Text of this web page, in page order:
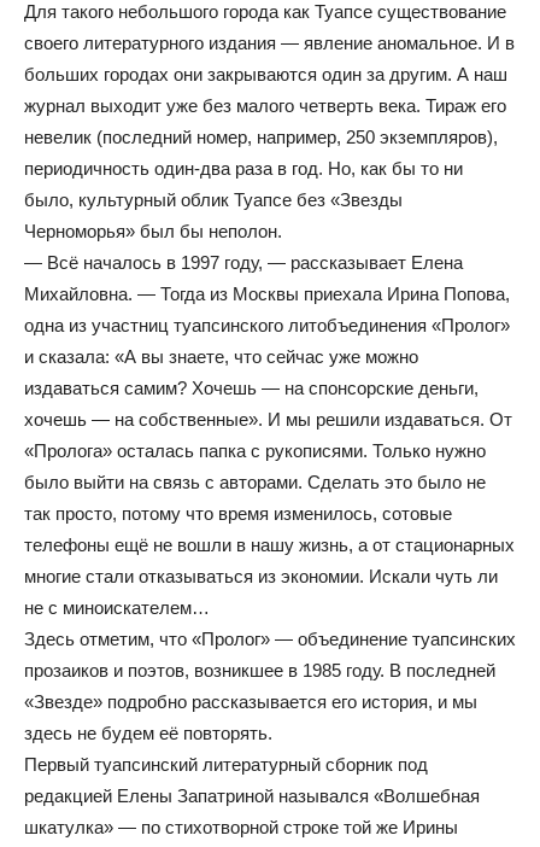
Для такого небольшого города как Туапсе существование
своего литературного издания — явление аномальное. И в
больших городах они закрываются один за другим. А наш
журнал выходит уже без малого четверть века. Тираж его
невелик (последний номер, например, 250 экземпляров),
периодичность один-два раза в год. Но, как бы то ни
было, культурный облик Туапсе без «Звезды
Черноморья» был бы неполон.
— Всё началось в 1997 году, — рассказывает Елена
Михайловна. — Тогда из Москвы приехала Ирина Попова,
одна из участниц туапсинского литобъединения «Пролог»
и сказала: «А вы знаете, что сейчас уже можно
издаваться самим? Хочешь — на спонсорские деньги,
хочешь — на собственные». И мы решили издаваться. От
«Пролога» осталась папка с рукописями. Только нужно
было выйти на связь с авторами. Сделать это было не
так просто, потому что время изменилось, сотовые
телефоны ещё не вошли в нашу жизнь, а от стационарных
многие стали отказываться из экономии. Искали чуть ли
не с миноискателем…
Здесь отметим, что «Пролог» — объединение туапсинских
прозаиков и поэтов, возникшее в 1985 году. В последней
«Звезде» подробно рассказывается его история, и мы
здесь не будем её повторять.
Первый туапсинский литературный сборник под
редакцией Елены Запатриной назывался «Волшебная
шкатулка» — по стихотворной строке той же Ирины